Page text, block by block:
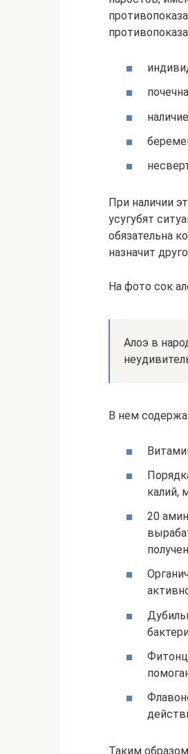
При наличии
усугубят
обязательна
назначит
На фото сок
Алоэ в
В нем
калий,
20
Таким